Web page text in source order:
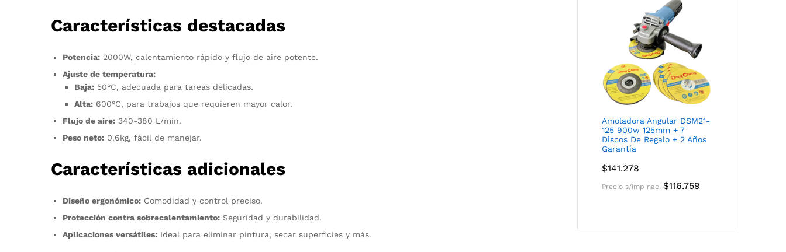
Características destacadas
Potencia: 2000W, calentamiento rápido y flujo de aire potente.
Ajuste de temperatura:
Baja: 50°C, adecuada para tareas delicadas.
Alta: 600°C, para trabajos que requieren mayor calor.
Flujo de aire: 340-380 L/min.
Peso neto: 0.6kg, fácil de manejar.
Características adicionales
Diseño ergonómico: Comodidad y control preciso.
Protección contra sobrecalentamiento: Seguridad y durabilidad.
Aplicaciones versátiles: Ideal para eliminar pintura, secar superficies y más.
Amoladora Angular DSM21-
125 900w 125mm + 7
Discos De Regalo + 2 Años
Garantía
$141.278
Precio s/imp nac. $116.759